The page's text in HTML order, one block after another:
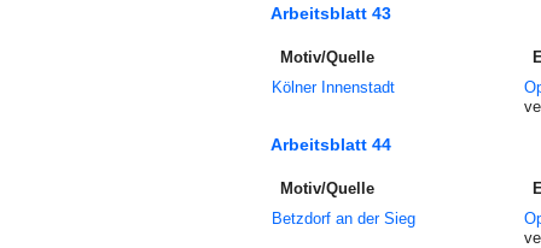
Arbeitsblatt 43
Motiv/Quelle
Kölner Innenstadt
Arbeitsblatt 44
Motiv/Quelle
Betzdorf an der Sieg